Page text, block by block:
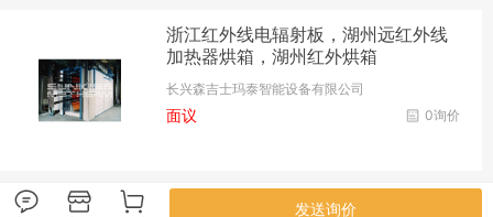
浙江红外线电辐射板，湖州远红外线
加热器烘箱，湖州红外烘箱
长兴森吉士玛泰智能设备有限公司
0询价
面议